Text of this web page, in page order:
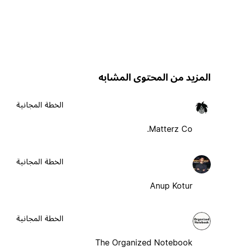
من المحتوى المشابه
Matterz Co.
الخطة المجانية
Anup Kotur
الخطة المجانية
The Organized Notebook
الخطة المجانية